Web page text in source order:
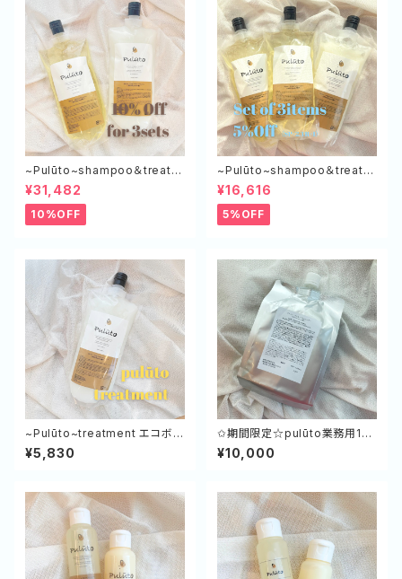
~Pulūto~shampoo＆treatm
ent エコボトル（SP×3,TR×3）
¥31,482
10%OFF
~Pulūto~shampoo＆treatm
ent エコボトル（SP×２,TR×１）
¥16,616
5%OFF
~Pulūto~treatment エコボト
ル 500g
¥5,830
✩期間限定☆pulūto業務用1ℓ
ボトル「特別価格￥10,000」
¥10,000